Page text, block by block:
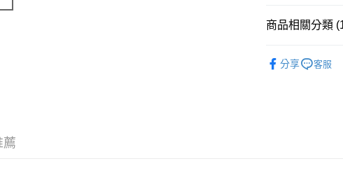
悠遊付
商品相關分類
分享
客服
薦